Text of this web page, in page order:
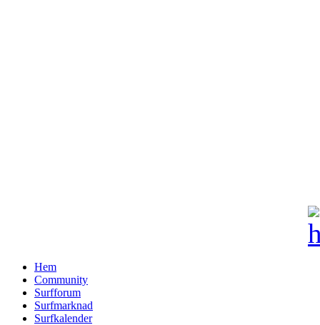
Hem
Community
Surfforum
Surfmarknad
Surfkalender